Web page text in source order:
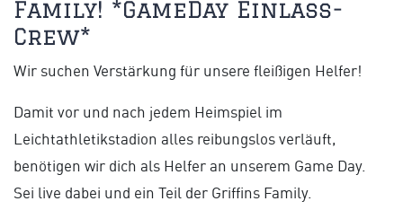
Family! *GameDay Einlass-
Crew*
Wir suchen Verstärkung für unsere fleißigen Helfer!
Damit vor und nach jedem Heimspiel im
Leichtathletikstadion alles reibungslos verläuft,
benötigen wir dich als Helfer an unserem Game Day.
Sei live dabei und ein Teil der Griffins Family.